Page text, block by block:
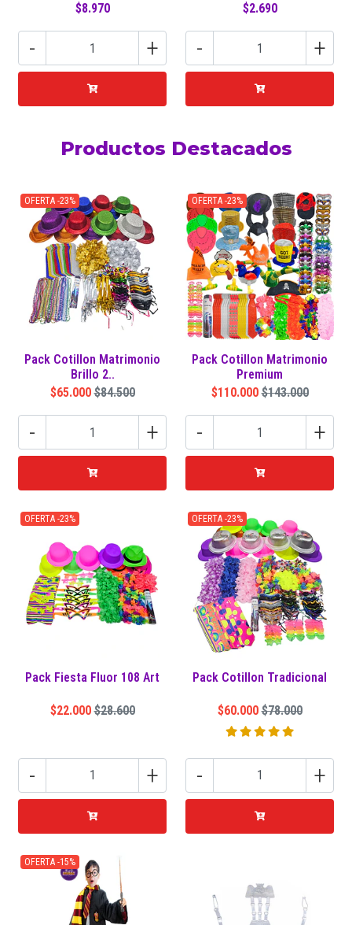
$8.970
- +
$2.690
- +
Productos Destacados
OFERTA -23%
Pack Cotillon Matrimonio
Brillo 2..
$65.000 $84.500
- +
OFERTA -23%
Pack Cotillon Matrimonio
Premium
$110.000 $143.000
- +
OFERTA -23%
Pack Fiesta Fluor 108 Art
$22.000 $28.600
- +
OFERTA -23%
Pack Cotillon Tradicional
$60.000 $78.000
- +
OFERTA -15%